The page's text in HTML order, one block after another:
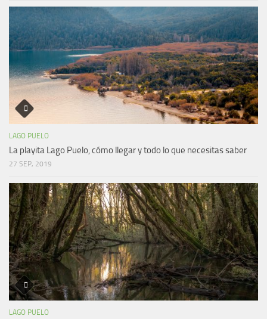
LAGO PUELO
La playita Lago Puelo, cómo llegar y todo lo que necesitas saber
27 SEP, 2019
LAGO PUELO